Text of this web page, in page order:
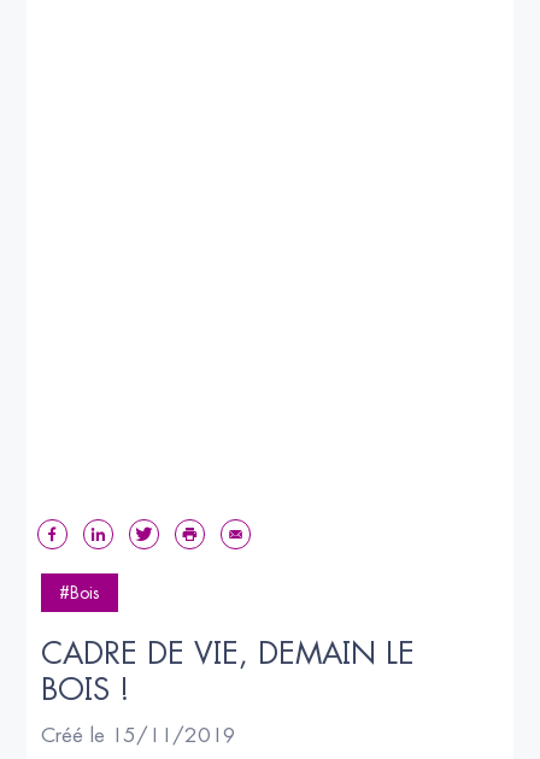
#Bois
CADRE DE VIE, DEMAIN LE
BOIS !
Créé le 15/11/2019